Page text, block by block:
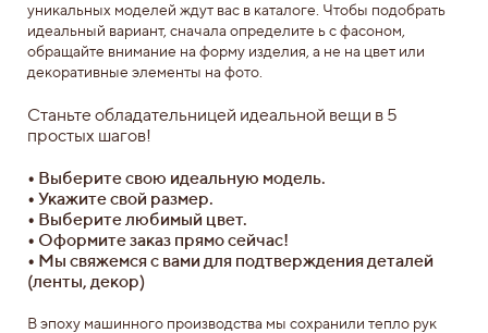
уникальных моделей ждут вас в каталоге. Чтобы подобрать
идеальный вариант, сначала определите ь с фасоном,
обращайте внимание на форму изделия, а не на цвет или
декоративные элементы на фото.
Станьте обладательницей идеальной вещи в 5
простых шагов!
• Выберите свою идеальную модель.
• Укажите свой размер.
• Выберите любимый цвет.
• Оформите заказ прямо сейчас!
• Мы свяжемся с вами для подтверждения деталей
(ленты, декор)
В эпоху машинного производства мы сохранили тепло рук